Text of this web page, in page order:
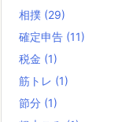
相撲 (29)
確定申告 (11)
税金 (1)
筋トレ (1)
節分 (1)